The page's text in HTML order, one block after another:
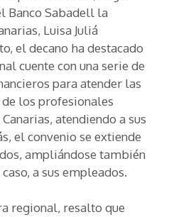
Banco Sabadell la
Luisa Juliá
el decano ha destacado
cuente con una serie de
para atender las
de los profesionales
atendiendo a sus
el convenio se extiende
ampliándose también
a sus empleados.
regional, resalto que